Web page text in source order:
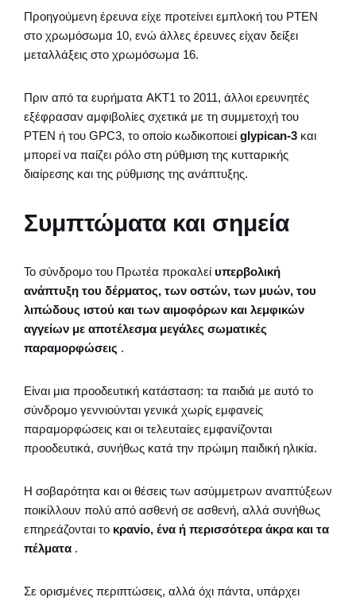
Προηγούμενη έρευνα είχε προτείνει εμπλοκή του PTEN
στο χρωμόσωμα 10, ενώ άλλες έρευνες είχαν δείξει
μεταλλάξεις στο χρωμόσωμα 16.
Πριν από τα ευρήματα AKT1 το 2011, άλλοι ερευνητές
εξέφρασαν αμφιβολίες σχετικά με τη συμμετοχή του
PTEN ή του GPC3, το οποίο κωδικοποιεί glypican-3 και
μπορεί να παίζει ρόλο στη ρύθμιση της κυτταρικής
διαίρεσης και της ρύθμισης της ανάπτυξης.
Συμπτώματα και σημεία
Το σύνδρομο του Πρωτέα προκαλεί υπερβολική
ανάπτυξη του δέρματος, των οστών, των μυών, του
λιπώδους ιστού και των αιμοφόρων και λεμφικών
αγγείων με αποτέλεσμα μεγάλες σωματικές
παραμορφώσεις .
Είναι μια προοδευτική κατάσταση: τα παιδιά με αυτό το
σύνδρομο γεννιούνται γενικά χωρίς εμφανείς
παραμορφώσεις και οι τελευταίες εμφανίζονται
προοδευτικά, συνήθως κατά την πρώιμη παιδική ηλικία.
Η σοβαρότητα και οι θέσεις των ασύμμετρων αναπτύξεων
ποικίλλουν πολύ από ασθενή σε ασθενή, αλλά συνήθως
επηρεάζονται το κρανίο, ένα ή περισσότερα άκρα και τα
πέλματα .
Σε ορισμένες περιπτώσεις, αλλά όχι πάντα, υπάρχει